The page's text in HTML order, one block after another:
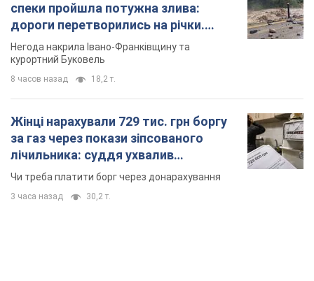
спеки пройшла потужна злива:
дороги перетворились на річки.
Відео
Негода накрила Івано-Франківщину та
курортний Буковель
8 часов назад 18,2 т.
Жінці нарахували 729 тис. грн боргу
за газ через покази зіпсованого
лічильника: суддя ухвалив
неочікуване рішення
Чи треба платити борг через донарахування
3 часа назад 30,2 т.